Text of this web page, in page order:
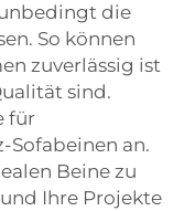
die
So können
zuverlässig ist
sind.
für
Sofabeinen an.
Beine zu
Ihre Projekte